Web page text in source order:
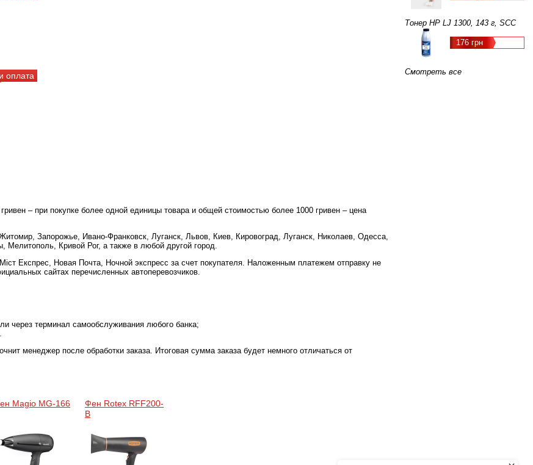
оплата
– при покупке более одной единицы товара и общей стоимостью более 1000 гривен – цена
Запорожье, Ивано-Франковск, Луганск, Львов, Киев, Кировоград, Луганск, Николаев, Одесса,
Кривой Рог, а также в любой другой город.
Експрес, Новая Почта, Ночной экспресс за счет покупателя. Наложенным платежем отправку не
сайтах перечисленных автоперевозчиков.
через терминал самообслуживания любого банка;
менеджер после обработки заказа. Итоговая сумма заказа будет немного отличаться от
Magio MG-166
Фен Rotex RFF200-
B
Тонер HP LJ 1300, 143 г, SCC
176 грн
Смотреть все